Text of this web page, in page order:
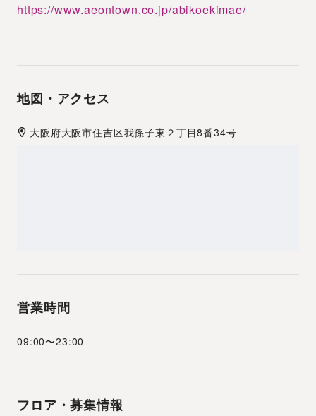
https://www.aeontown.co.jp/abikoekimae/
地図・アクセス
大阪府大阪市住吉区我孫子東２丁目8番34号
営業時間
09:00〜23:00
フロア・募集情報